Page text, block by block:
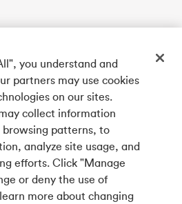
English
appli
nous
you understand and
partners may use cookies
on our sites.
collect information
patterns, to
analyze site usage, and
efforts. Click "Manage
or deny the use of
more about changing